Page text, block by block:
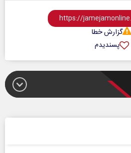
گزارش خطا
پسندیدم